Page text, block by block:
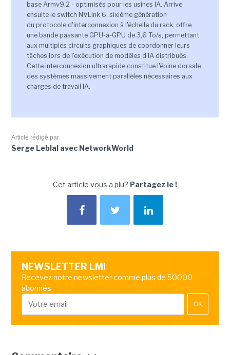
base Armv9.2 - optimisés pour les usines IA. Arrive
ensuite le switch NVLink 6, sixième génération
du protocole d'interconnexion à l'échelle du rack, offre
une bande passante GPU-à-GPU de 3,6 To/s, permettant
aux multiples circuits graphiques de coordonner leurs
tâches lors de l'exécution de modèles d'IA distribués.
Cette interconnexion ultrarapide constitue l'épine dorsale
des systèmes massivement parallèles nécessaires aux
charges de travail IA.
Article rédigé par
Serge Leblal avec NetworkWorld
Cet article vous a plu? Partagez le !
NEWSLETTER LMI
Recevez notre newsletter comme plus de 50000
abonnés
OK